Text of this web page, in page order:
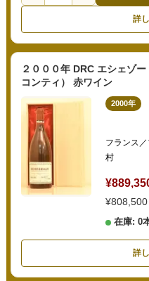
詳
２０００年 DRC エシェゾ
コンティ） 赤ワイン
2000年
フランス
村
¥808,500
在庫: 0
詳